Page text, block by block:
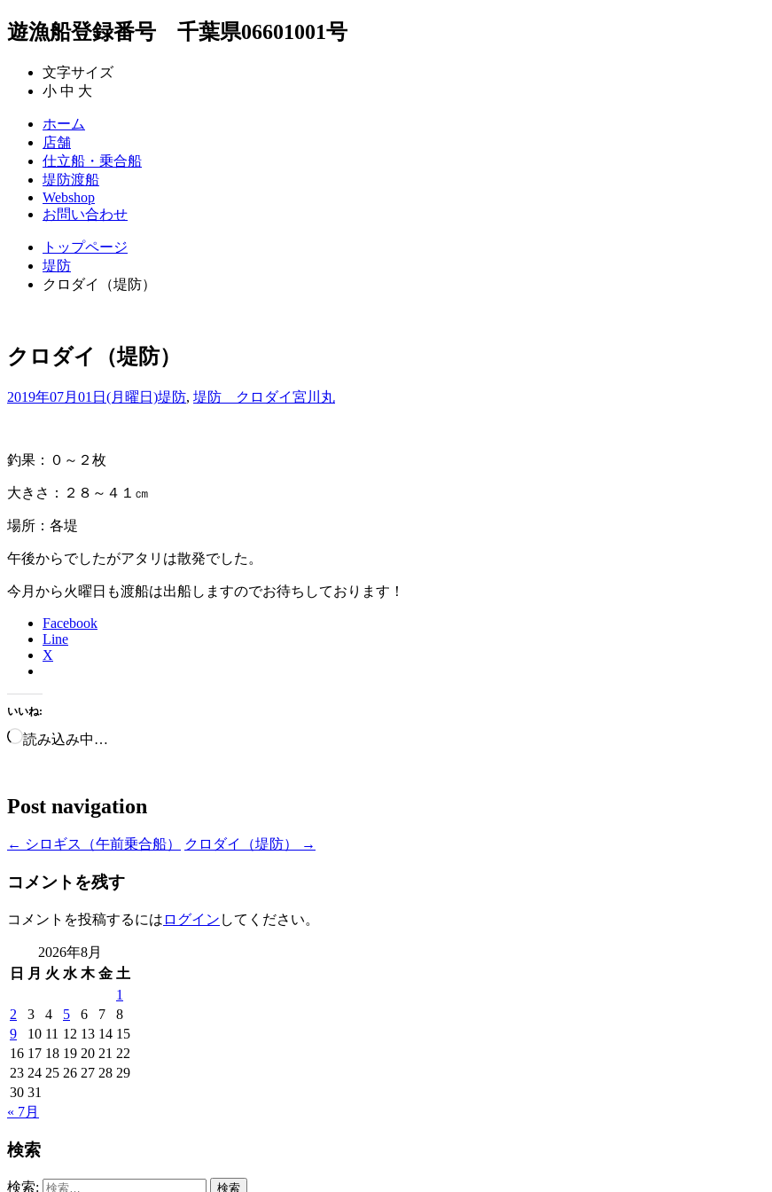
遊漁船登録番号 千葉県06601001号
文字サイズ
小 中 大
ホーム
店舗
仕立船・乗合船
堤防渡船
Webshop
お問い合わせ
トップページ
堤防
クロダイ（堤防）
クロダイ（堤防）
2019年07月01日(月曜日)堤防, 堤防 クロダイ宮川丸
釣果：０～２枚
大きさ：２８～４１㎝
場所：各堤
午後からでしたがアタリは散発でした。
今月から火曜日も渡船は出船しますのでお待ちしております！
Facebook
Line
X
いいね:
読み込み中…
Post navigation
← シロギス（午前乗合船） クロダイ（堤防） →
コメントを残す
コメントを投稿するには ログイン してください。
2026年8月
日
月 火 水 木 金 土
1
2
3 4 5 6 7
8
9
10 11 12 13 14 15
16 17 18 19 20 21 22
23 24 25 26 27 28 29
30 31
« 7月
検索
検索: